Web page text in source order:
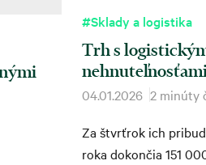
#Sklady a logistika
Trh s
04.01.2026 2 minúty
Za štvrťrok ich
roka dokončia 151